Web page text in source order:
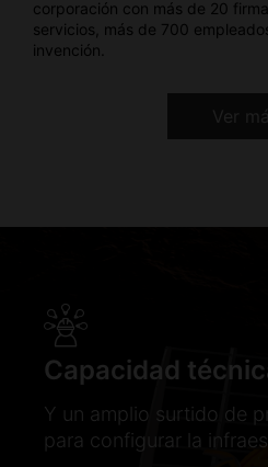
corporación con más de 20
servicios, más de 700
invención.
Ver
Capacidad
Y un amplio surtido de
para configurar la